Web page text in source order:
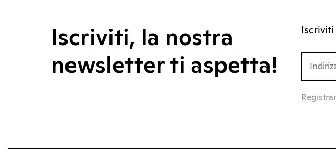
Iscriviti, la nostra
newsletter ti aspetta!